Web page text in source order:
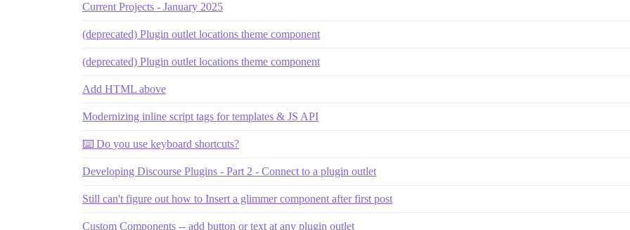
Current Projects - January 2025
(deprecated) Plugin outlet locations theme component
(deprecated) Plugin outlet locations theme component
Add HTML above
Modernizing inline script tags for templates & JS API
⌨️ Do you use keyboard shortcuts?
Developing Discourse Plugins - Part 2 - Connect to a plugin outlet
Still can't figure out how to Insert a glimmer component after first post
Custom Components -- add button or text at any plugin outlet